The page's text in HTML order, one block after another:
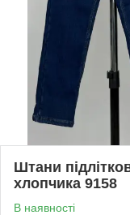
Штани
хлопчика 9158
В наявності